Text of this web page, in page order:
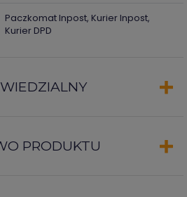
Paczkomat Inpost, Kurier Inpost,
Kurier DPD
PRODUKTU